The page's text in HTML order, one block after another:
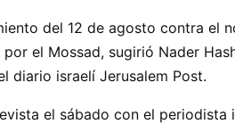
del 12 de agosto contra el
el Mossad, sugirió Nader
diario israelí Jerusalem Post.
el sábado con el